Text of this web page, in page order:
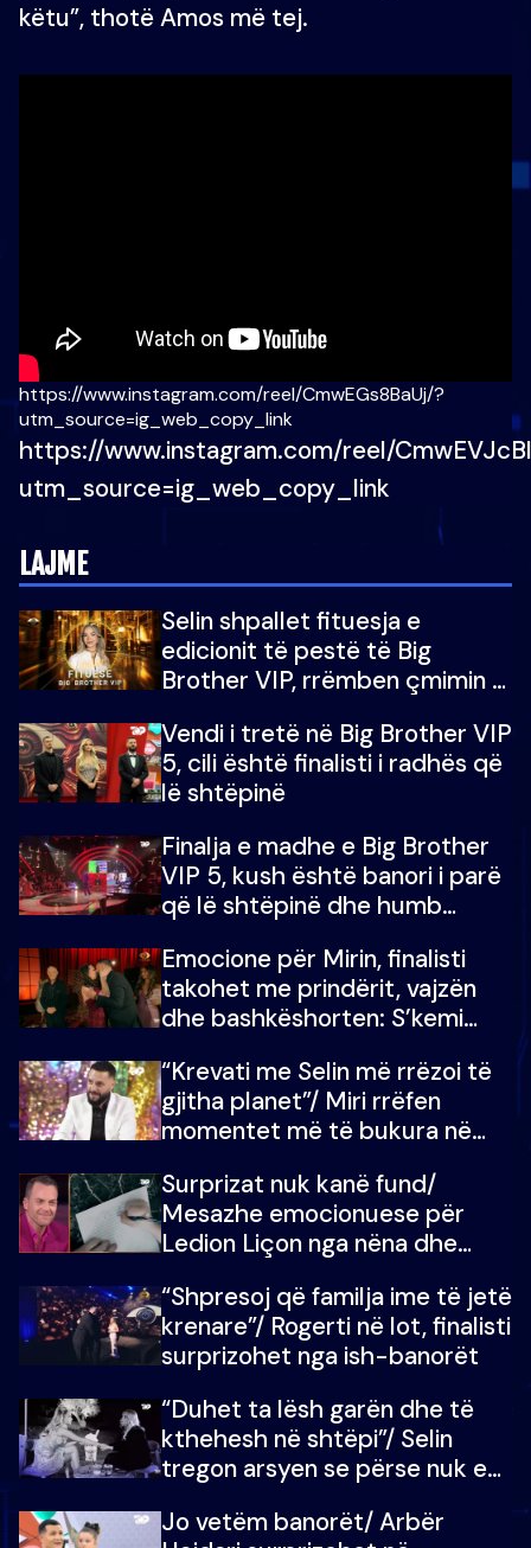
këtu”, thotë Amos më tej.
https://www.instagram.com/reel/CmwEGs8BaUj/?
utm_source=ig_web_copy_link
https://www.instagram.com/reel/
utm_source=ig_web_copy_link
LAJME
Selin shpallet fituesja e
edicionit të pestë të Big
Brother VIP, rrëmben çmimin e
Vendi i tretë në Big Brother VIP
5, cili është finalisti i radhës që
lë shtëpinë
Finalja e madhe e Big Brother
VIP 5, kush është banori i parë
që lë shtëpinë dhe humb
çmimin e madh
Emocione për Mirin, finalisti
takohet me prindërit, vajzën
dhe bashkëshorten: S’kemi
“Krevati me Selin më rrëzoi të
gjitha planet”/ Miri rrëfen
momentet më të bukura në
mungojë zilja e mëngjesit kur…
Surprizat nuk kanë fund/
Mesazhe emocionuese për
Ledion Liçon nga nëna dhe
mban dot lotët: Nuk meritoj…
“Shpresoj që familja ime të jetë
krenare”/ Rogerti në lot, finalisti
surprizohet nga ish-banorët
“Duhet ta lësh garën dhe të
kthehesh në shtëpi”/ Selin
tregon arsyen se përse nuk e
çoja luftën time deri në fund
Jo vetëm banorët/ Arbër